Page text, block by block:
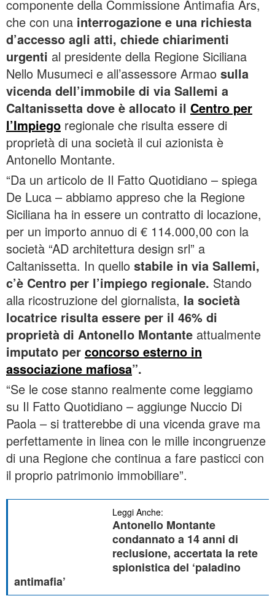
componente della Commissione Antimafia Ars,
che con una interrogazione e una richiesta
d’accesso agli atti, chiede chiarimenti
urgenti al presidente della Regione Siciliana
Nello Musumeci e all’assessore Armao sulla
vicenda dell’immobile di via Sallemi a
Caltanissetta dove è allocato il Centro per
l’Impiego regionale che risulta essere di
proprietà di una società il cui azionista è
Antonello Montante.
“Da un articolo de Il Fatto Quotidiano – spiega
De Luca – abbiamo appreso che la Regione
Siciliana ha in essere un contratto di locazione,
per un importo annuo di € 114.000,00 con la
società “AD architettura design srl” a
Caltanissetta. In quello stabile in via Sallemi,
c’è Centro per l’impiego regionale. Stando
alla ricostruzione del giornalista, la società
locatrice risulta essere per il 46% di
proprietà di Antonello Montante attualmente
imputato per concorso esterno in
associazione mafiosa”.
“Se le cose stanno realmente come leggiamo
su Il Fatto Quotidiano – aggiunge Nuccio Di
Paola – si tratterebbe di una vicenda grave ma
perfettamente in linea con le mille incongruenze
di una Regione che continua a fare pasticci con
il proprio patrimonio immobiliare”.
Leggi Anche:
Antonello Montante
condannato a 14 anni di
reclusione, accertata la rete
spionistica del ‘paladino
antimafia’